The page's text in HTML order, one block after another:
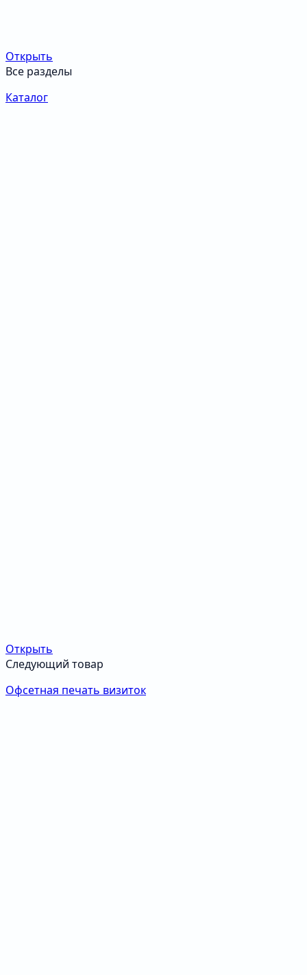
Открыть
Все разделы
Каталог
Открыть
Следующий товар
Офсетная печать визиток